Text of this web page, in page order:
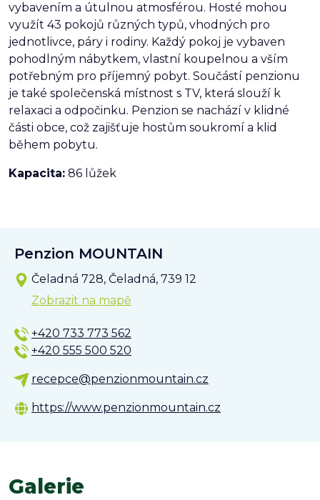
vybavením a útulnou atmosférou. Hosté mohou
využít 43 pokojů různých typů, vhodných pro
jednotlivce, páry i rodiny. Každý pokoj je vybaven
pohodlným nábytkem, vlastní koupelnou a vším
potřebným pro příjemný pobyt. Součástí penzionu
je také společenská místnost s TV, která slouží k
relaxaci a odpočinku. Penzion se nachází v klidné
části obce, což zajišťuje hostům soukromí a klid
během pobytu.
Kapacita: 86 lůžek
Penzion MOUNTAIN
Čeladná 728, Čeladná, 739 12
Zobrazit na mapě
+420 733 773 562
+420 555 500 520
recepce@penzionmountain.cz
https://www.penzionmountain.cz
Galerie